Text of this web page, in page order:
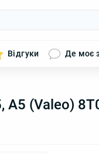
Відгуки Де моє
A5 (Valeo)